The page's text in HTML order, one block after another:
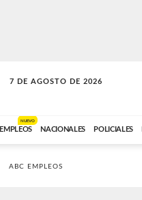
7 DE AGOSTO DE 2026
SOLO MÚSICA
EMPLEOS
NUEVO
NACIONALES POLICIALES
ABC EMPLEOS